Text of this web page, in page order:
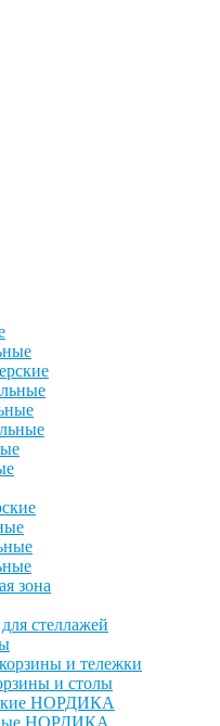
зона
стеллажей
и тележки
и столы
НОРДИКА
НОРДИКА